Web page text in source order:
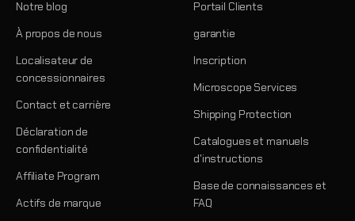
Notre blog
À propos de nous
Localisateur de
concessionnaires
Contact et carrière
Déclaration de
confidentialité
Affiliate Program
Actifs de marque
Portail Clients
garantie
Inscription
Microscope Services
Shipping Protection
Catalogues et manuels
d'instructions
Base de connaissances et
FAQ